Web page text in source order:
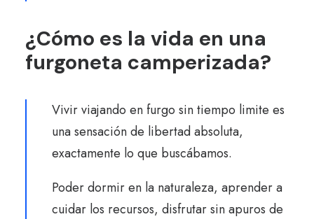
¿Cómo es la vida en una
furgoneta camperizada?
Vivir viajando en furgo sin tiempo limite es
una sensación de libertad absoluta,
exactamente lo que buscábamos.
Poder dormir en la naturaleza, aprender a
cuidar los recursos, disfrutar sin apuros de